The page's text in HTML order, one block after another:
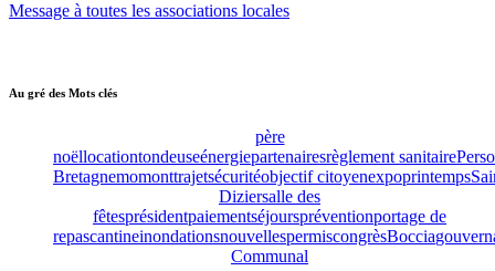
Message à toutes les associations locales
Au gré des Mots clés
père
noëllocationtondeuseénergiepartenairesrèglement sanitaire
Bretagnemomonttrajetsécuritéobjectif citoyenexpoprintemps
Diziersalle des
fêtesprésidentpaiementséjourspréventionportage de
repascantineinondationsnouvellespermiscongrèsBoccia
Communal